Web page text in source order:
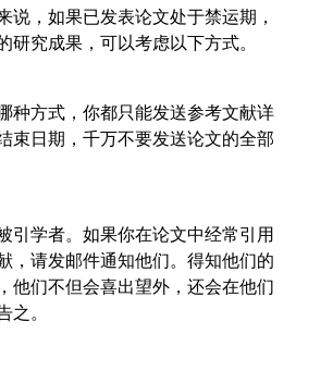
说，如果已发表论文处于禁运期，
研究成果，可以考虑以下方式。
种方式，你都只能发送参考文献详
束日期，千万不要发送论文的全部
引学者。如果你在论文中经常引用
，请发邮件通知他们。得知他们的
他们不但会喜出望外，还会在他们
。